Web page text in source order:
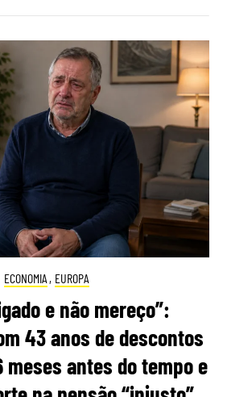
ECONOMIA , EUROPA
e não mereço”:
43 anos de descontos
antes do tempo e